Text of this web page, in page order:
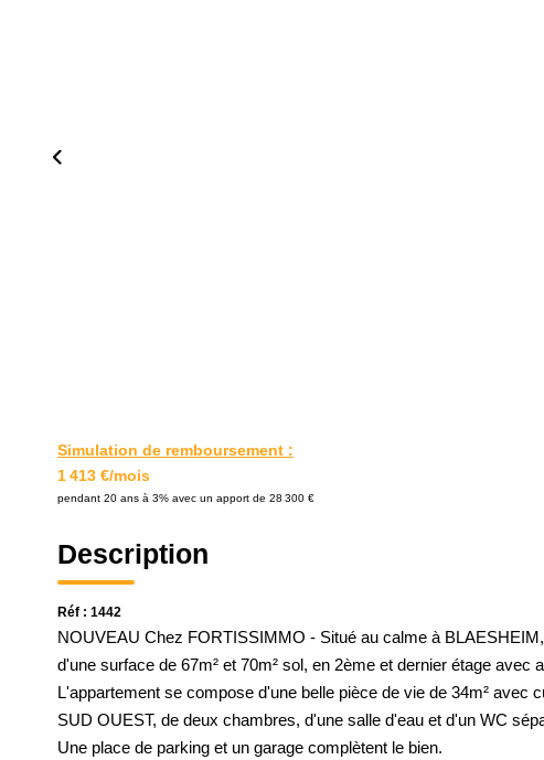
Simulation de remboursement :
1 413 €/mois
pendant 20 ans à 3% avec un apport de 28 300 €
Description
Réf : 1442
NOUVEAU Chez FORTISSIMMO - Situé au calme à
d'une surface de 67m² et 70m² sol, en 2ème et dernier étage avec
L'appartement se compose d'une belle pièce de vie de 34m² avec
SUD OUEST, de deux chambres, d'une salle d'eau et d'un WC
Une place de parking et un garage complètent le bien.